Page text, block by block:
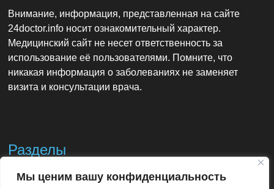
Мы ценим вашу конфиденциальность
Внимание, информация, представленная на сайте
24doctor.info носит ознакомительный характер.
Медицинский сайт не несет ответственность за
использование её пользователями. Помните, что
никакая информация о заболеваниях не заменяет
визита и консультации врача.
Разделы
Контакты